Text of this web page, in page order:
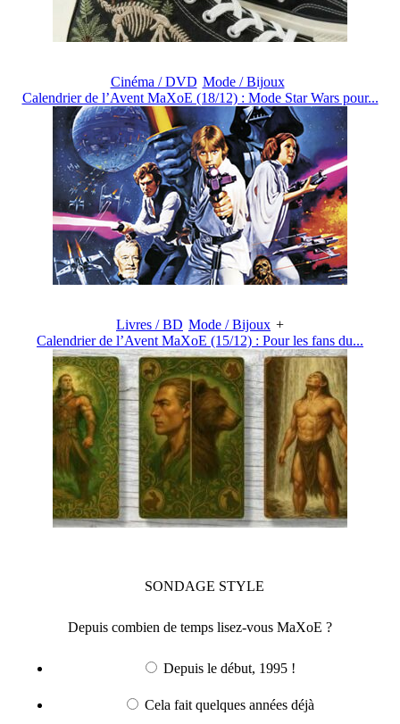
Cinéma / DVD Mode / Bijoux
Calendrier de l’Avent MaXoE (18/12) : Mode Star Wars pour...
Livres / BD Mode / Bijoux +
Calendrier de l’Avent MaXoE (15/12) : Pour les fans du...
SONDAGE STYLE
Depuis combien de temps lisez-vous MaXoE ?
Depuis le début, 1995 !
Cela fait quelques années déjà